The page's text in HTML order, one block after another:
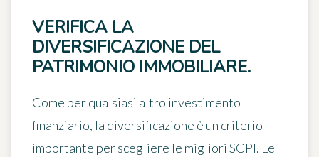
VERIFICA LA
DIVERSIFICAZIONE DEL
PATRIMONIO IMMOBILIARE.
Come per qualsiasi altro investimento
finanziario, la diversificazione è un criterio
importante per scegliere le migliori SCPI. Le